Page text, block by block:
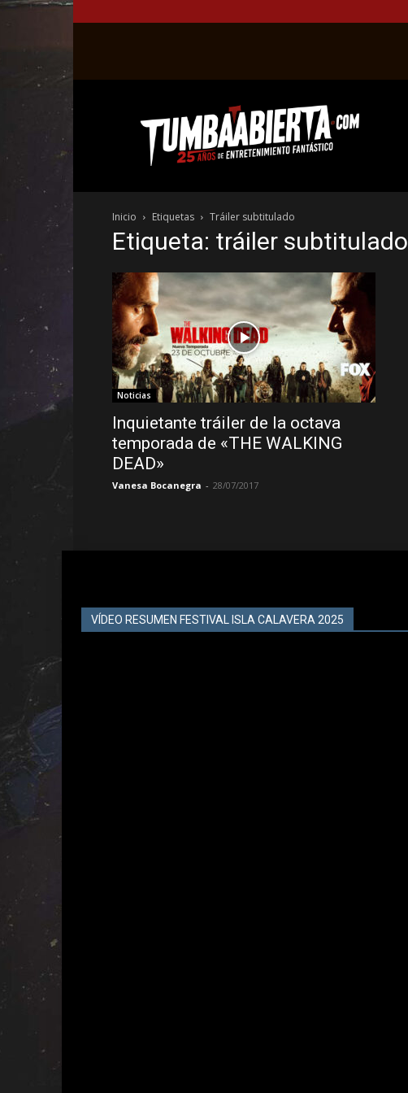
web
del
entretenimiento
el
género
fantástico.
Inicio Etiquetas Tráiler subtitulado
Etiqueta: tráiler subtitulado
Noticias
Inquietante tráiler de la octava
temporada de «THE WALKING
DEAD»
Vanesa Bocanegra - 28/07/2017
VÍDEO RESUMEN FESTIVAL ISLA CALAVERA 2025